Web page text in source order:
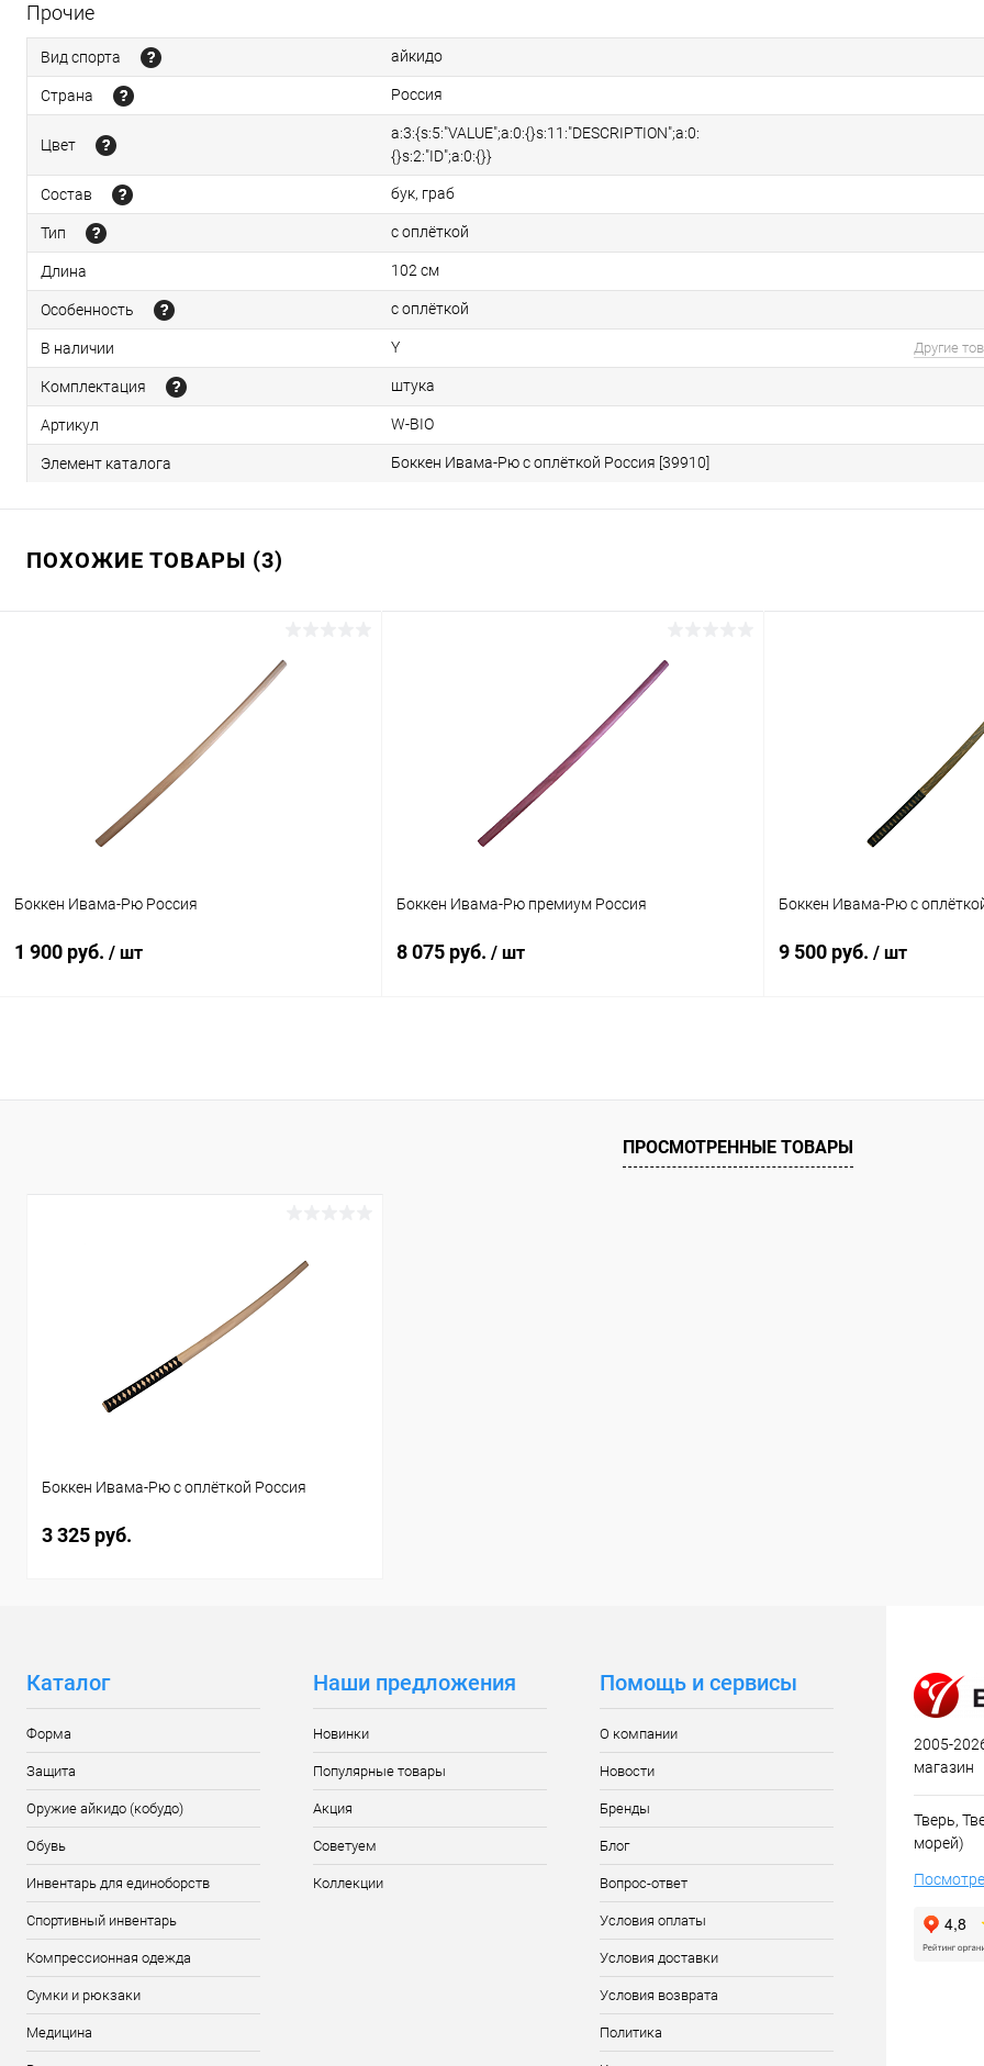
Прочие
Вид спорта айкидо
Страна Россия
Цвет
a:3:{s:5:"VALUE";a:0:{}s:11:"DESCRIPTION";a:0:
{}s:2:"ID";a:0:{}}
Состав бук, граб
Тип с оплёткой
Длина 102 см
Особенность с оплёткой
В наличии Y Другие
Комплектация штука
Артикул W-BIO
Элемент каталога Боккен Ивама-Рю с оплёткой Россия [39910]
ПОХОЖИЕ ТОВАРЫ (3)
Боккен Ивама-Рю Россия
1 900 руб. / шт
Купить в 1 клик Сравнение
Боккен Ивама-Рю премиум Россия
8 075 руб. / шт
Купить в 1 клик Сравнение
В наличии
Боккен Ивама-Рю с
9 500 руб. / шт
Купить в 1 клик
В избранное
ПРОСМОТРЕННЫЕ ТОВАРЫ
Боккен Ивама-Рю с оплёткой Россия
3 325 руб.
Каталог
Форма
Защита
Оружие айкидо (кобудо)
Обувь
Инвентарь для единоборств
Спортивный инвентарь
Компрессионная одежда
Сумки и рюкзаки
Медицина
Наши предложения
Новинки
Популярные товары
Акция
Советуем
Коллекции
Помощь и сервисы
О компании
Новости
Бренды
Блог
Вопрос-ответ
Условия оплаты
Условия доставки
Условия возврата
Политика
2005-
магазин
Тверь,
морей)